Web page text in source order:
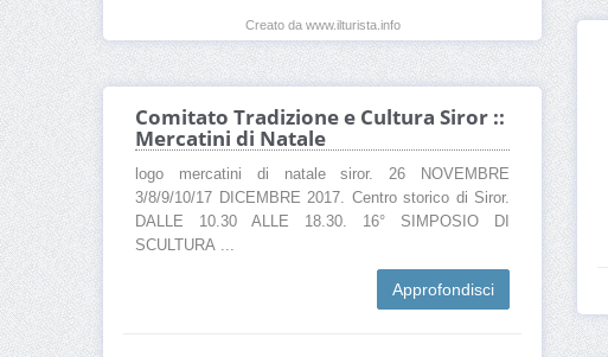
Creato da www.ilturista.info
Comitato Tradizione e Cultura Siror ::
Mercatini di Natale
logo mercatini di natale siror. 26 NOVEMBRE
3/8/9/10/17 DICEMBRE 2017. Centro storico di Siror.
DALLE 10.30 ALLE 18.30. 16° SIMPOSIO DI
SCULTURA ...
Approfondisci